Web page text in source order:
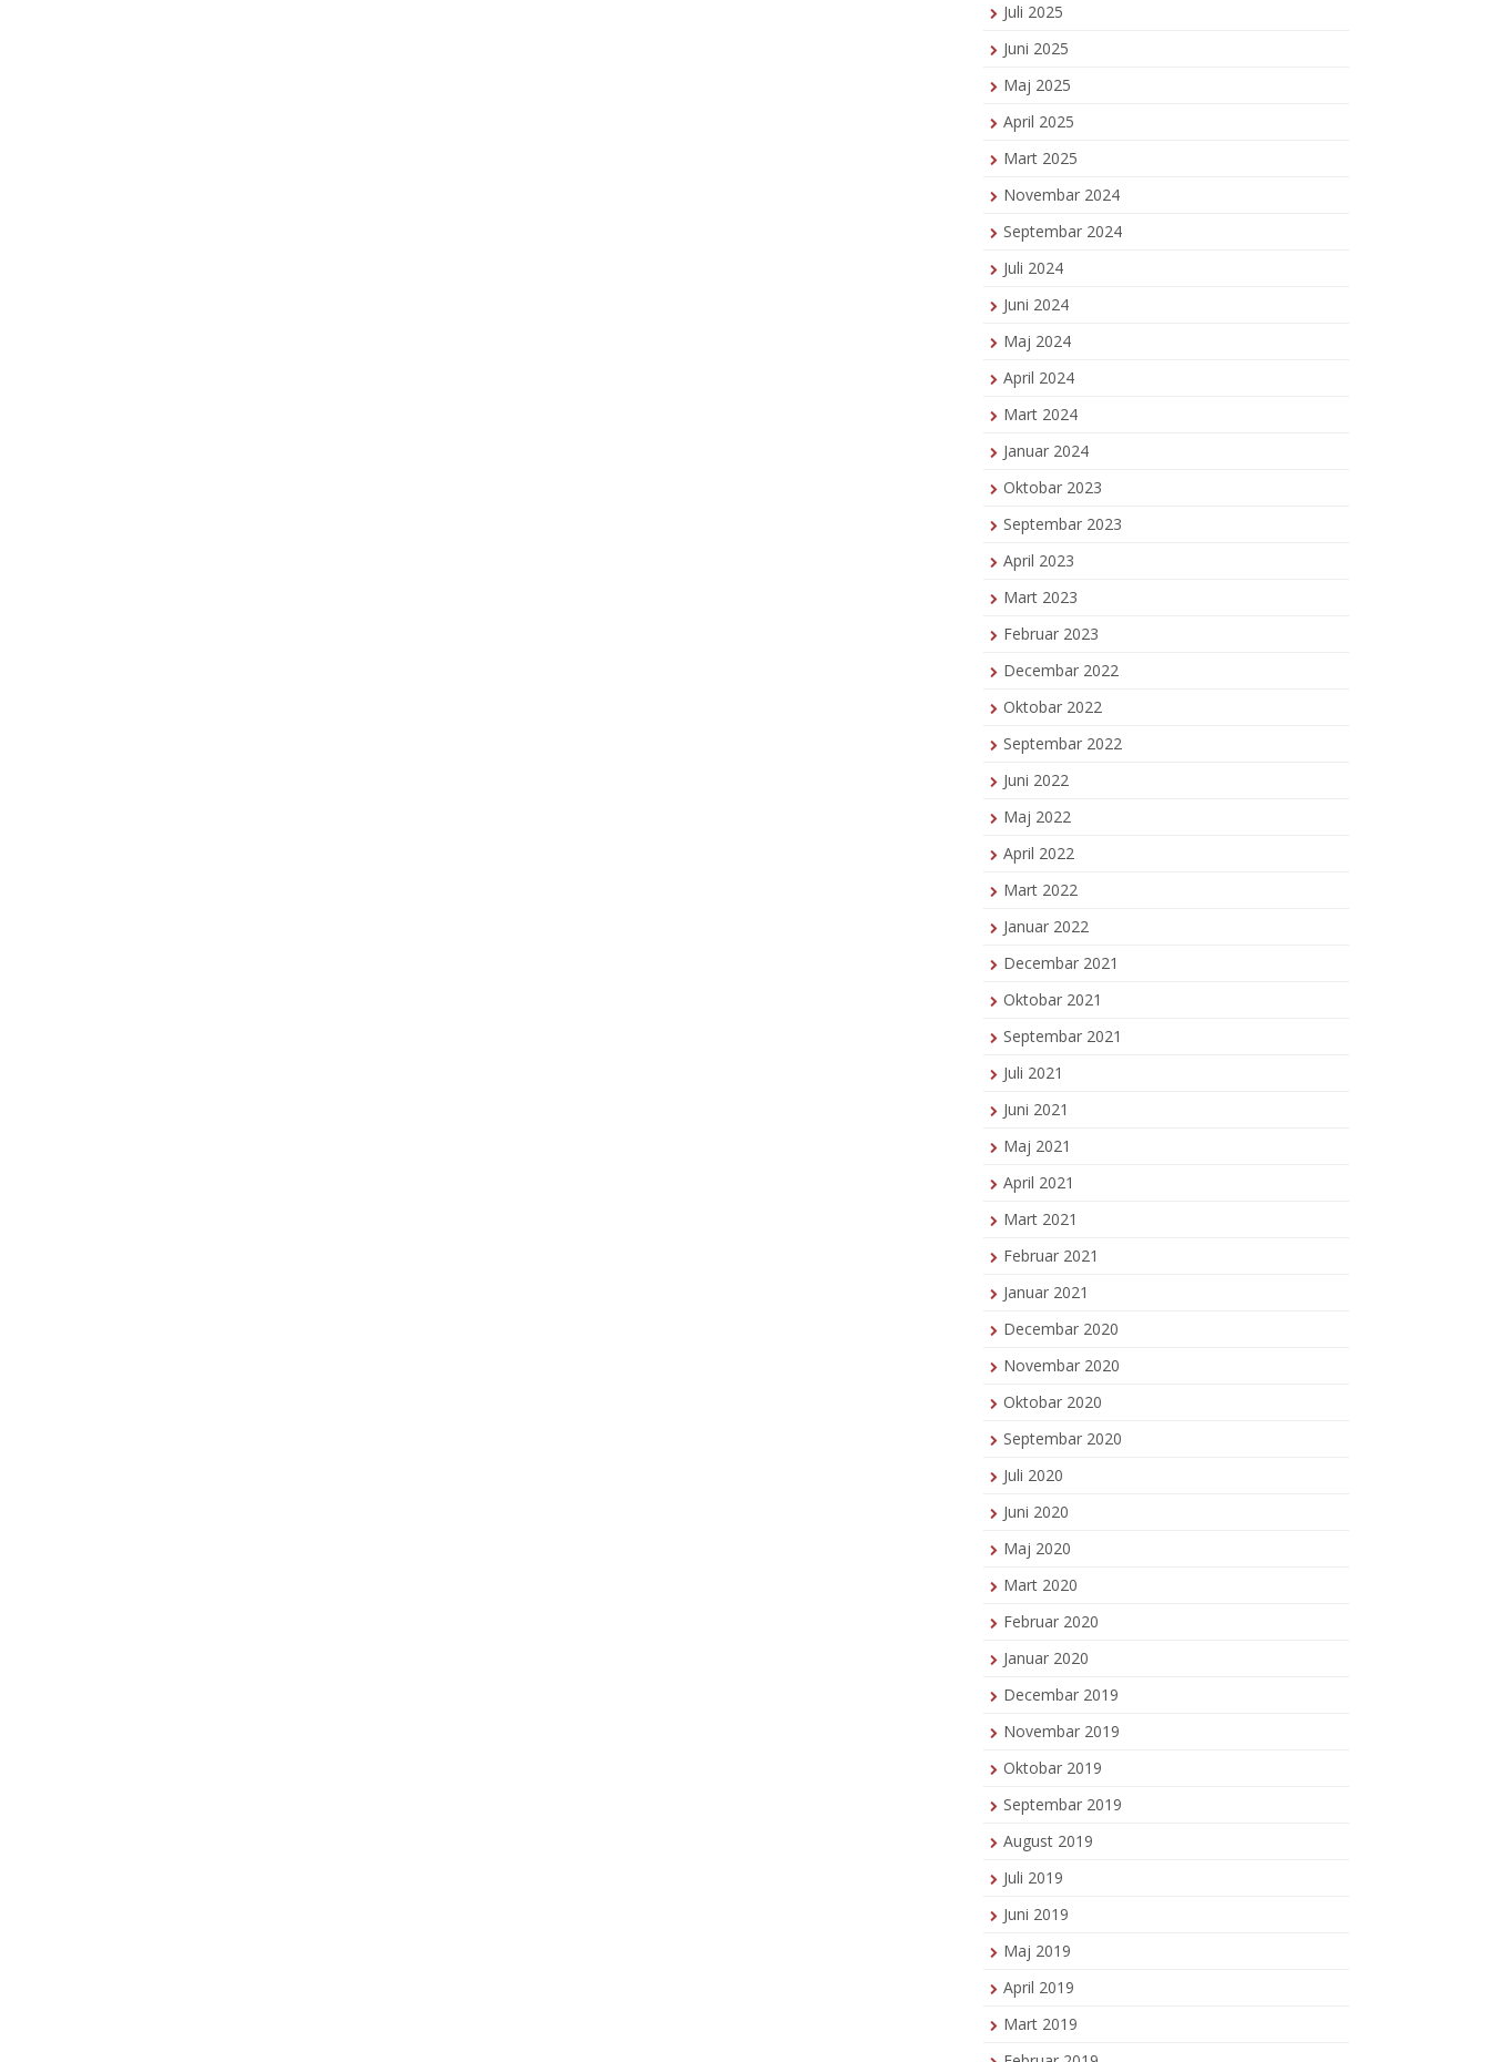
Juli 2025
Juni 2025
Maj 2025
April 2025
Mart 2025
Novembar 2024
Septembar 2024
Juli 2024
Juni 2024
Maj 2024
April 2024
Mart 2024
Januar 2024
Oktobar 2023
Septembar 2023
April 2023
Mart 2023
Februar 2023
Decembar 2022
Oktobar 2022
Septembar 2022
Juni 2022
Maj 2022
April 2022
Mart 2022
Januar 2022
Decembar 2021
Oktobar 2021
Septembar 2021
Juli 2021
Juni 2021
Maj 2021
April 2021
Mart 2021
Februar 2021
Januar 2021
Decembar 2020
Novembar 2020
Oktobar 2020
Septembar 2020
Juli 2020
Juni 2020
Maj 2020
Mart 2020
Februar 2020
Januar 2020
Decembar 2019
Novembar 2019
Oktobar 2019
Septembar 2019
August 2019
Juli 2019
Juni 2019
Maj 2019
April 2019
Mart 2019